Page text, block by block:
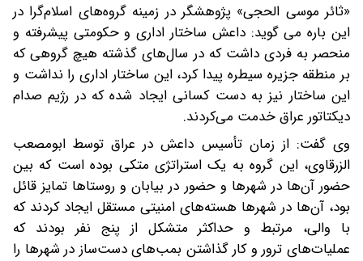
«ثائر موسی الحجی» پژوهشگر در زمینه گروه‌های اسلام‌گرا در
این باره می گوید: داعش ساختار اداری و حکومتی پیشرفته و
منحصر به فردی داشت که در سال‌های گذشته هیچ گروهی که
بر منطقه جزیره سیطره پیدا کرد، این ساختار اداری را نداشت و
این ساختار نیز به دست کسانی ایجاد شده که در رژیم صدام
دیکتاتور عراق خدمت می‌کردند.
وی گفت: از زمان تأسیس داعش در عراق توسط ابومصعب
الزرقاوی، این گروه به یک استراتژی متکی بوده است که بین
حضور آن‌ها در شهرها و حضور در بیابان و روستاها تمایز قائل
بود، آن‌ها در شهرها هسته‌های امنیتی مستقل ایجاد کردند که
با والی، مرتبط و حداکثر متشکل از پنج نفر بودند که
عملیات‌های ترور و کار گذاشتن بمب‌های دست‌ساز در شهرها را